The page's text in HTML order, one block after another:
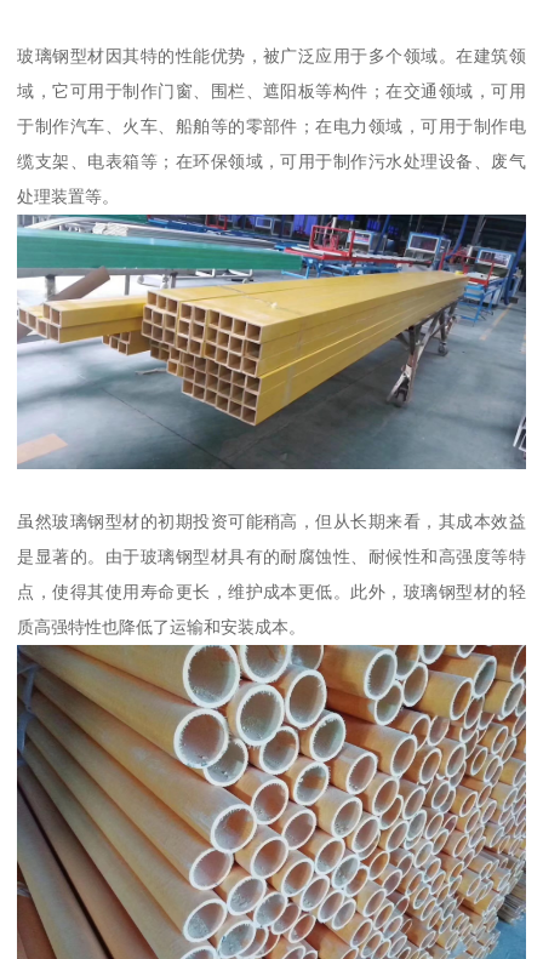
玻璃钢型材因其特的性能优势，被广泛应用于多个领域。在建筑领
域，它可用于制作门窗、围栏、遮阳板等构件；在交通领域，可用
于制作汽车、火车、船舶等的零部件；在电力领域，可用于制作电
缆支架、电表箱等；在环保领域，可用于制作污水处理设备、废气
处理装置等。
虽然玻璃钢型材的初期投资可能稍高，但从长期来看，其成本效益
是显著的。由于玻璃钢型材具有的耐腐蚀性、耐候性和高强度等特
点，使得其使用寿命更长，维护成本更低。此外，玻璃钢型材的轻
质高强特性也降低了运输和安装成本。